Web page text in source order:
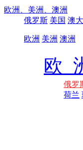
欧洲、 美洲、 澳洲
俄罗斯 美国 澳
欧洲 美洲 澳洲
欧
俄罗
荷兰